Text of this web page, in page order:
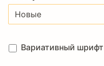
Вариативный шрифт